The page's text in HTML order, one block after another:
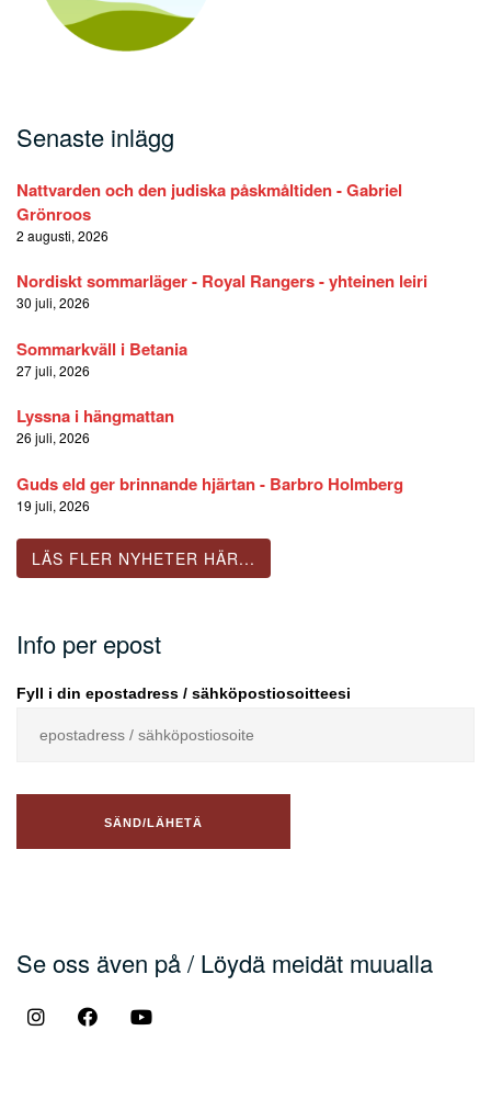
Senaste inlägg
Nattvarden och den judiska påskmåltiden - Gabriel
Grönroos
2 augusti, 2026
Nordiskt sommarläger - Royal Rangers - yhteinen leiri
30 juli, 2026
Sommarkväll i Betania
27 juli, 2026
Lyssna i hängmattan
26 juli, 2026
Guds eld ger brinnande hjärtan - Barbro Holmberg
19 juli, 2026
LÄS FLER NYHETER HÄR...
Info per epost
Fyll i din epostadress / sähköpostiosoitteesi
Se oss även på / Löydä meidät muualla